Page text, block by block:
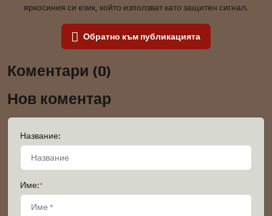
яркосиния си език, който използват като защитен сигнал.
Обратно към публикацията
Коментари (0)
Нов коментар
Название:
Име:*